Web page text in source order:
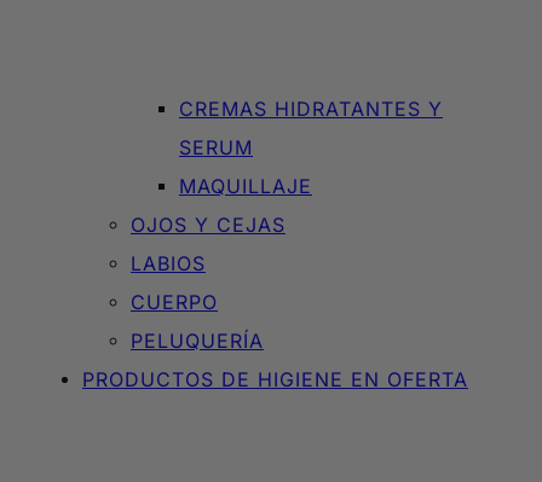
CREMAS HIDRATANTES Y
SERUM
MAQUILLAJE
OJOS Y CEJAS
LABIOS
CUERPO
PELUQUERÍA
PRODUCTOS DE HIGIENE EN OFERTA